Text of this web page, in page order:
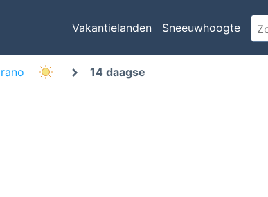
Vakantielanden Sneeuwhoogte
14 daagse